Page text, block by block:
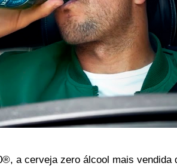
a cerveja zero álcool mais